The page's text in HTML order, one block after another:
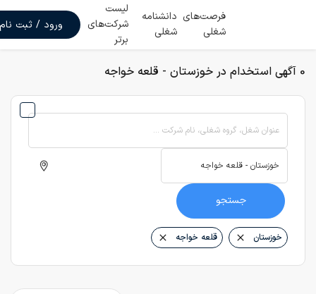
فرصت‌های
شغلی
دانشنامه
شغلی
لیست
شرکت‌های
برتر
ورود / ثبت نام
0 آگهی استخدام در خوزستان - قلعه خواجه
عنوان شغل، گروه شغلی، نام شرکت ...
جستجو
خوزستان قلعه خواجه